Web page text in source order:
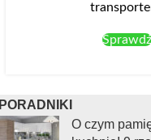
Sprawdź
PORADNIKI
O czym